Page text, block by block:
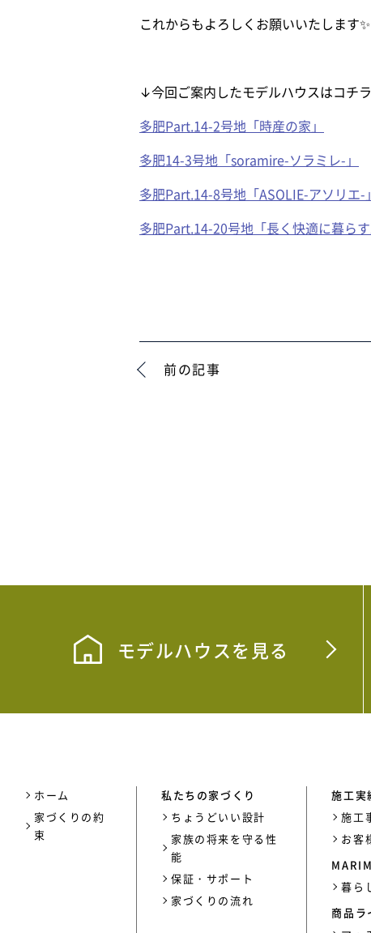
これからもよろしくお願いいたします✨
↓今回ご案内したモデルハウスはコチラ
多肥Part.14-2号地「時産の家」
多肥14-3号地「soramire-ソラミレ-」
多肥Part.14-8号地「ASOLIE-アソリエ-」
多肥Part.14-20号地「長く快適に暮らす
前の記事
モデルハウスを見る
ホーム
家づくりの約
束
私たちの家づくり
ちょうどいい設計
家族の将来を守る性
能
保証・サポート
家づくりの流れ
施工実
施工
お客
暮ら
商品ラ